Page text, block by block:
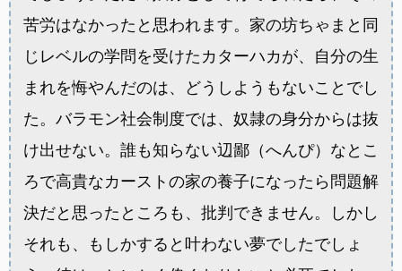
苦労はなかったと思われます。家の坊ちゃまと同
じレベルの学問を受けたカターハカが、自分の生
まれを悔やんだのは、どうしようもないことでし
た。バラモン社会制度では、奴隷の身分からは抜
け出せない。誰も知らない辺鄙（へんぴ）なとこ
ろで高貴なカーストの家の養子になったら問題解
決だと思ったところも、批判できません。しかし
それも、もしかすると叶わない夢でしたでしょ